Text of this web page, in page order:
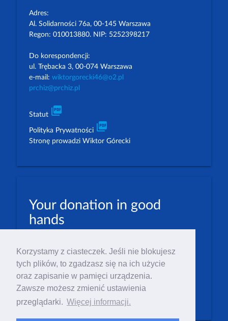
Korzystamy z ciasteczek. Jeśli nie blokujesz
tych plików, to zgadzasz się na ich użycie
oraz zapisanie w pamięci urządzenia.
Zawsze możesz zmienić ustawienia
przeglądarki. Więcej informacji.
Adres:
Al. Solidarności 76a, 00-145 Warszawa
Regon: 010013880. NIP: 5252398217
Do korespondencji:
ul. Trębacka 3, 00-074 Warszawa
e-mail: wiktorgorecki46@o2.pl
prchiz@prchiz.pl
Statut picture_as_pdf
Polityka Prywatności picture_as_pdf
Stronę prowadzi Wiktor Górecki
Your donation in good
hands
EUR: 23 1600 1462 1884 8633 6000 0004
Numer IBAN: PL23 1 600 1462 1884 8633 6000
0004
Numer BIC/SWIFT: PPABPLPK